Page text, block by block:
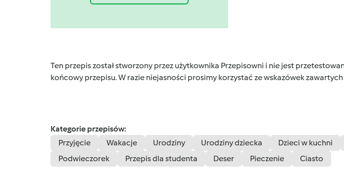
Ten przepis został stworzony przez użytkownika Przepisowni i nie jest
końcowy przepisu. W razie niejasności prosimy korzystać ze wskazówek
Kategorie przepisów:
Przyjęcie
Wakacje Urodziny Urodziny dziecka Dzieci w kuchni
Podwieczorek
Przepis dla studenta Deser Pieczenie Ciasto